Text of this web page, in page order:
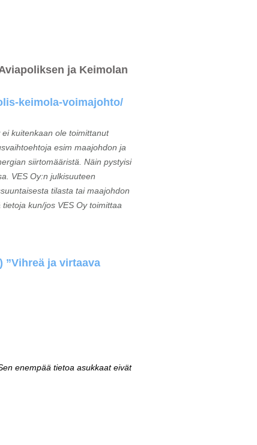
ja Keimolan
keimola-voimajohto/
kuitenkaan ole toimittanut
esim maajohdon ja
siirtomääristä. Näin pystyisi
VES Oy:n julkisuuteen
tilasta tai maajohdon
kun/jos VES Oy toimittaa
) ”Vihreä ja virtaava
enempää tietoa asukkaat eivät